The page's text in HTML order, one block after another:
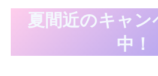
夏間近のキャン
中！